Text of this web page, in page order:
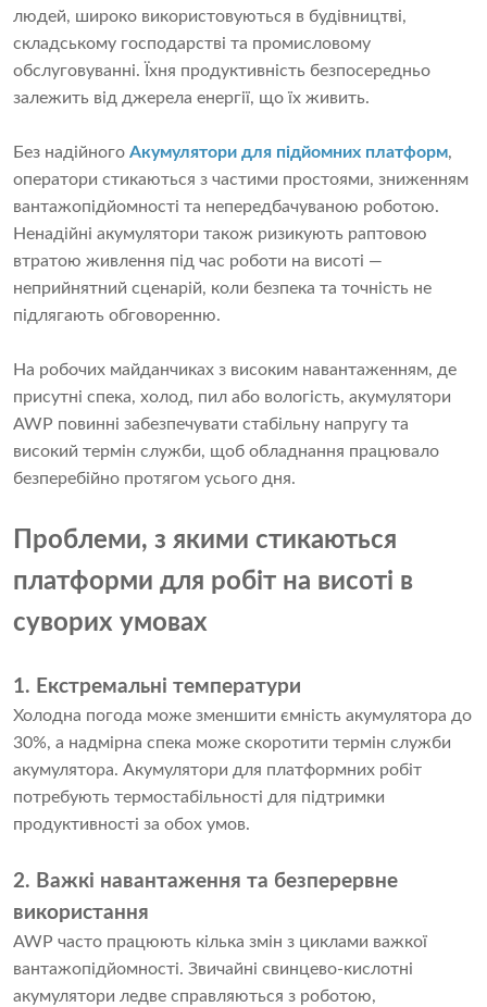
людей, широко використовуються в будівництві,
складському господарстві та промисловому
обслуговуванні. Їхня продуктивність безпосередньо
залежить від джерела енергії, що їх живить.
Без надійного Акумулятори для підйомних платформ,
оператори стикаються з частими простоями, зниженням
вантажопідйомності та непередбачуваною роботою.
Ненадійні акумулятори також ризикують раптовою
втратою живлення під час роботи на висоті —
неприйнятний сценарій, коли безпека та точність не
підлягають обговоренню.
На робочих майданчиках з високим навантаженням, де
присутні спека, холод, пил або вологість, акумулятори
AWP повинні забезпечувати стабільну напругу та
високий термін служби, щоб обладнання працювало
безперебійно протягом усього дня.
Проблеми, з якими стикаються
платформи для робіт на висоті в
суворих умовах
1. Екстремальні температури
Холодна погода може зменшити ємність акумулятора до
30%, а надмірна спека може скоротити термін служби
акумулятора. Акумулятори для платформних робіт
потребують термостабільності для підтримки
продуктивності за обох умов.
2. Важкі навантаження та безперервне
використання
AWP часто працюють кілька змін з циклами важкої
вантажопідйомності. Звичайні свинцево-кислотні
акумулятори ледве справляються з роботою,